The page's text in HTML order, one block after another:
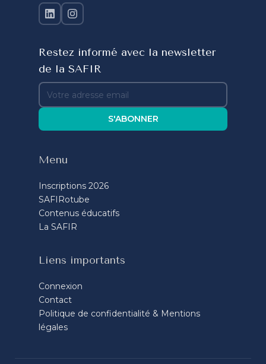
Restez informé avec la newsletter
de la SAFIR
S'ABONNER
Menu
Inscriptions 2026
SAFIRotube
Contenus éducatifs
La SAFIR
Liens importants
Connexion
Contact
Politique de confidentialité & Mentions
légales